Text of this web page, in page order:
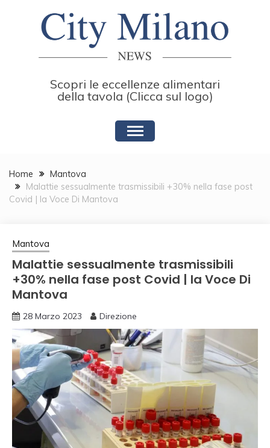
Scopri le eccellenze alimentari
della tavola (Clicca sul logo)
Home
Mantova
Malattie sessualmente trasmissibili +30% nella fase post
Covid | la Voce Di Mantova
Mantova
Malattie sessualmente trasmissibili
+30% nella fase post Covid | la Voce Di
Mantova
28 Marzo 2023 Direzione